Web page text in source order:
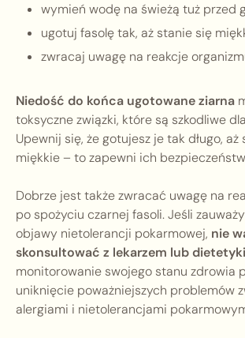
wymień wodę na świeżą tuż przed
ugotuj fasolę tak, aż stanie się
zwracaj uwagę na reakcje
Niedość do końca ugotowane ziarna
toksyczne związki, które są szkodliwe
Upewnij się, że gotujesz je tak długo, aż
miękkie – to zapewni ich
Dobrze jest także zwracać uwagę na
po spożyciu czarnej fasoli. Jeśli
objawy nietolerancji pokarmowej, nie
skonsultować z lekarzem lub
monitorowanie swojego stanu zdrowia
uniknięcie poważniejszych problemów
alergiami i nietolerancjami